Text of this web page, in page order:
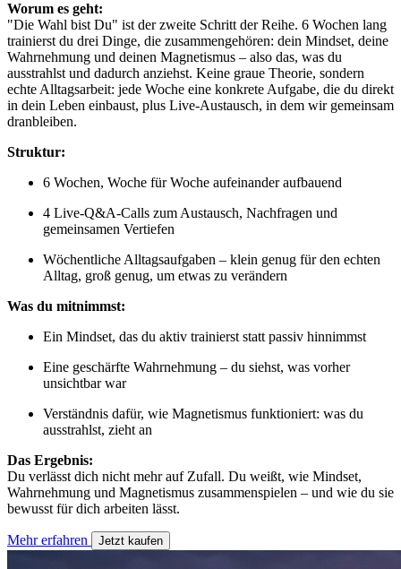
Worum es geht:
"Die Wahl bist Du" ist der zweite Schritt der Reihe. 6 Wochen lang
trainierst du drei Dinge, die zusammengehören: dein Mindset, deine
Wahrnehmung und deinen Magnetismus – also das, was du
ausstrahlst und dadurch anziehst. Keine graue Theorie, sondern
echte Alltagsarbeit: jede Woche eine konkrete Aufgabe, die du direkt
in dein Leben einbaust, plus Live-Austausch, in dem wir gemeinsam
dranbleiben.
Struktur:
6 Wochen, Woche für Woche aufeinander aufbauend
4 Live-Q&A-Calls zum Austausch, Nachfragen und
gemeinsamen Vertiefen
Wöchentliche Alltagsaufgaben – klein genug für den echten
Alltag, groß genug, um etwas zu verändern
Was du mitnimmst:
Ein Mindset, das du aktiv trainierst statt passiv hinnimmst
Eine geschärfte Wahrnehmung – du siehst, was vorher
unsichtbar war
Verständnis dafür, wie Magnetismus funktioniert: was du
ausstrahlst, zieht an
Das Ergebnis:
Du verlässt dich nicht mehr auf Zufall. Du weißt, wie Mindset,
Wahrnehmung und Magnetismus zusammenspielen – und wie du sie
bewusst für dich arbeiten lässt.
Mehr erfahren Jetzt kaufen